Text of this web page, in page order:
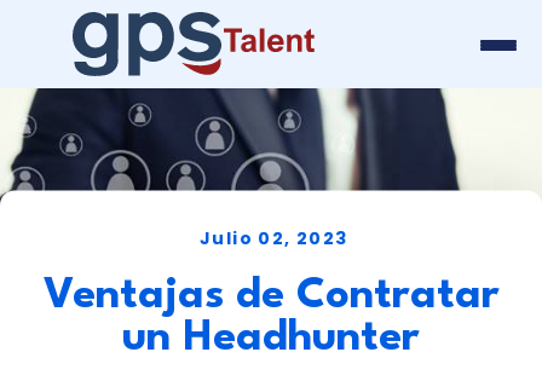
Julio 02, 2023
Ventajas de Contratar
un Headhunter